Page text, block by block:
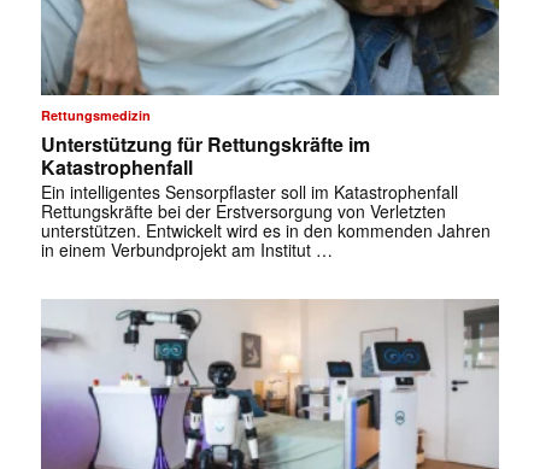
Rettungsmedizin
Unterstützung für Rettungskräfte im
Katastrophenfall
Ein intelligentes Sensorpflaster soll im Katastrophenfall
Rettungskräfte bei der Erstversorgung von Verletzten
unterstützen. Entwickelt wird es in den kommenden Jahren
in einem Verbundprojekt am Institut …